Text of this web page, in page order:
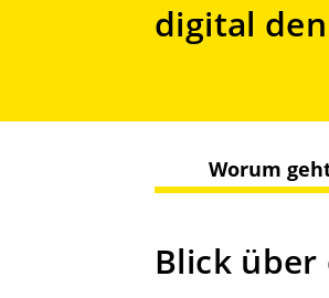
digital
Worum
Blick